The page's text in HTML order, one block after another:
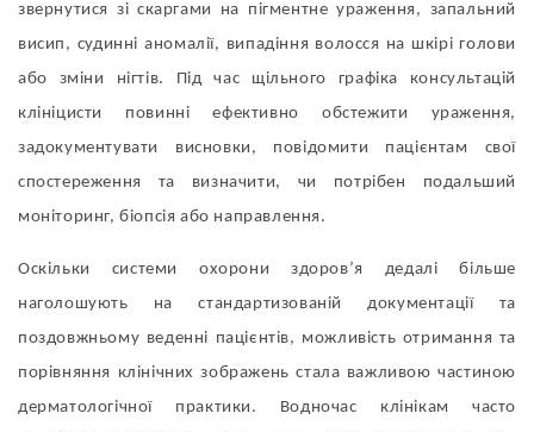
звернутися зі скаргами на пігментне ураження, запальний
висип, судинні аномалії, випадіння волосся на шкірі голови
або зміни нігтів. Під час щільного графіка консультацій
клініцисти повинні ефективно обстежити ураження,
задокументувати висновки, повідомити пацієнтам свої
спостереження та визначити, чи потрібен подальший
моніторинг, біопсія або направлення.
Оскільки системи охорони здоров’я дедалі більше
наголошують на стандартизованій документації та
поздовжньому веденні пацієнтів, можливість отримання та
порівняння клінічних зображень стала важливою частиною
дерматологічної практики. Водночас клінікам часто